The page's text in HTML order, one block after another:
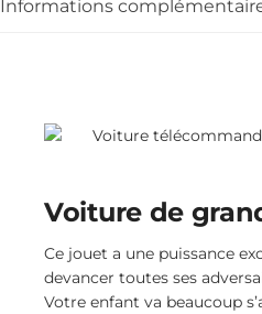
Informations
Voiture de
Ce jouet a une puissance
devancer toutes ses
Votre enfant va beaucoup